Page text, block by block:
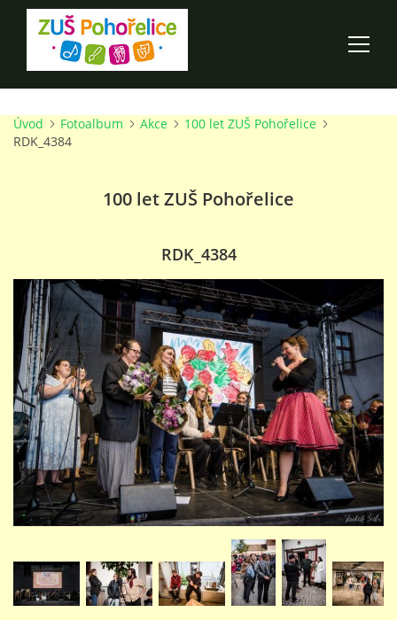
ÚVOD
O ŠKOLE
PRO RODIČE
TALENTOVÉ ZKOUŠKY
STUDIJNÍ OBORY
GALERIE
PEDAGOGICKÝ SBOR
Úvod Fotoalbum Akce
100 let ZUŠ Pohořelice
RDK_4384
100 let ZUŠ Pohořelice
RDK_4384